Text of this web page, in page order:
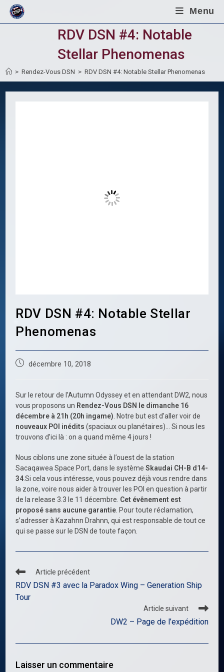
Skip
content
Menu
RDV DSN #4: Notable
Stellar Phenomenas
> Rendez-Vous DSN > RDV DSN #4: Notable Stellar Phenomenas
RDV DSN #4: Notable Stellar
Phenomenas
Publication
décembre 10, 2018
Sur le retour de l’Autumn Odyssey et en attendant DW2, nous
vous proposons un Rendez-Vous DSN le dimanche 16
décembre à 21h (20h ingame) . Notre but est d’aller voir de
nouveaux POI inédits (spaciaux ou planétaires)… Si nous les
trouvons d’ici là : on a quand même 4 jours !
Nous ciblons une zone située à l’ouest de la station
Sacaqawea Space Port, dans le systèmeSkaudai CH-B d14-
34.Si cela vous intéresse, vous pouvez déjà vous rendre dans
la zone, voire nous aider à trouver les POI en question à partir
de la release 3.3 le 11 décembre. Cet évênement est
proposé sans aucune garantie . Pour toute réclamation,
s’adresser à Kazahnn Drahnn, qui est responsable de tout ce
qui se passe sur le DSN de toute façon.
Read
more
articles
Article précédent
RDV DSN #3 avec la Paradox Wing – Generation Ship
Tour
Article suivant
DW2 – Page de l’expédition
Laisser un commentaire